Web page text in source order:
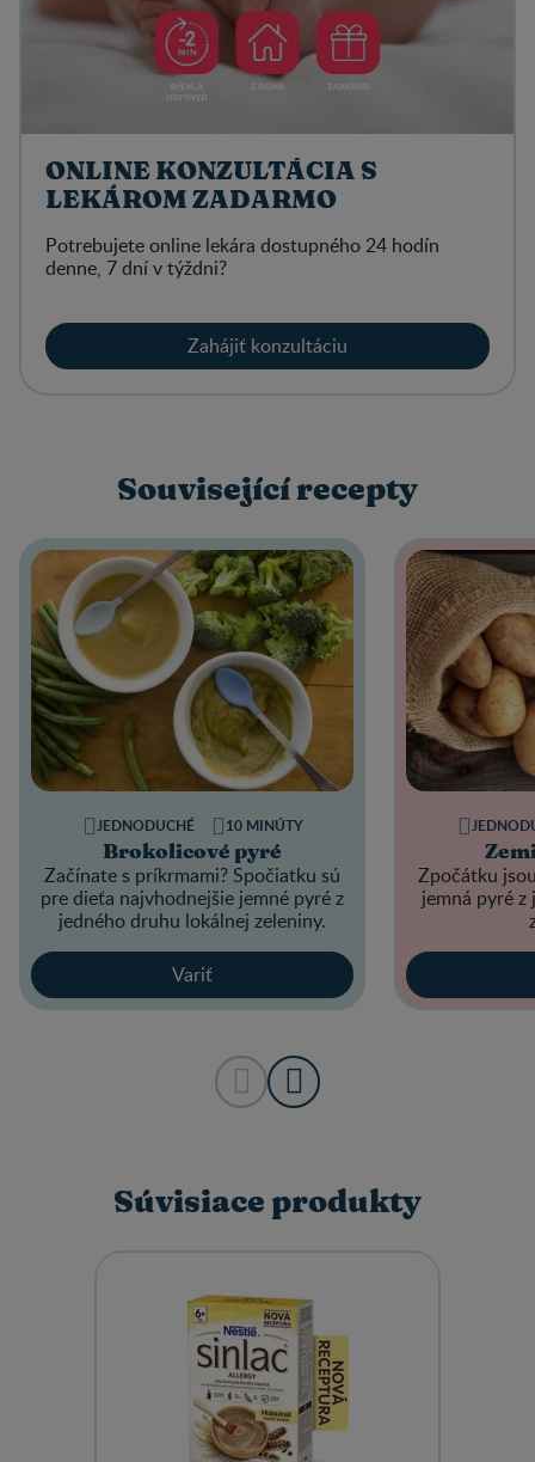
ONLINE KONZULTÁCIA S
LEKÁROM ZADARMO
Potrebujete online lekára dostupného 24 hodín
denne, 7 dní v týždni?
Zahájiť konzultáciu
Související recepty
Brokolicové pyré
Začínate s príkrmami? Spočiatku sú
pre dieťa najvhodnejšie jemné pyré z
jedného druhu lokálnej zeleniny.
JEDNODUCHÉ 10 MINÚTY
Variť
Zpočátku
jemná pyré
Súvisiace produkty